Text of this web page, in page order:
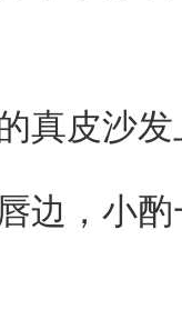
皮沙发
，小酌